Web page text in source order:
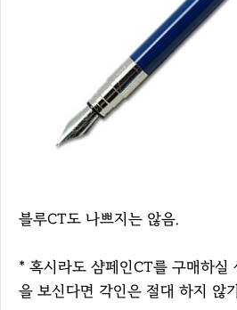
블루CT도 나쁘지는 않음.
* 혹시라도 샴페인CT를 구매하실
을 보신다면 각인은 절대 하지 않